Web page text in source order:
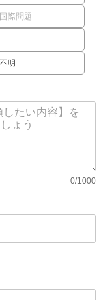
際問題
明
0/1000